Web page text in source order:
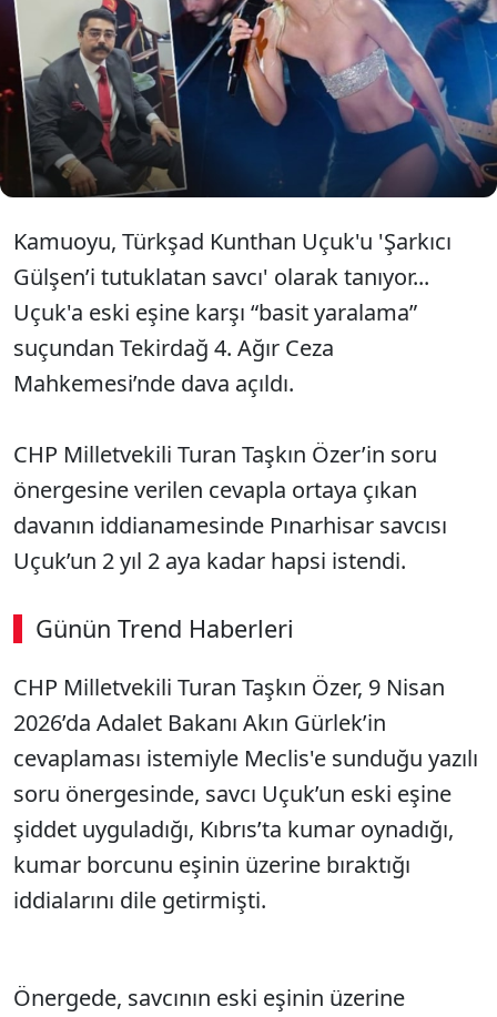
Ünlü şarkıcı Gülşen’i tutuklamasıyla
ünlenen savcı Türkşad Kunthan Uçuk’a
eski eşine şiddet uyguladığı iddiasıyla
dava açıldı.
Kamuoyu, Türkşad Kunthan Uçuk'u 'Şarkıcı
Gülşen’i tutuklatan savcı' olarak tanıyor...
Uçuk'a eski eşine karşı “basit yaralama”
suçundan Tekirdağ 4. Ağır Ceza
Mahkemesi’nde dava açıldı.
CHP Milletvekili Turan Taşkın Özer’in soru
önergesine verilen cevapla ortaya çıkan
davanın iddianamesinde Pınarhisar savcısı
Uçuk’un 2 yıl 2 aya kadar hapsi istendi.
Günün Trend Haberleri
CHP Milletvekili Turan Taşkın Özer, 9 Nisan
2026’da Adalet Bakanı Akın Gürlek’in
cevaplaması istemiyle Meclis'e sunduğu yazılı
soru önergesinde, savcı Uçuk’un eski eşine
şiddet uyguladığı, Kıbrıs’ta kumar oynadığı,
kumar borcunu eşinin üzerine bıraktığı
iddialarını dile getirmişti.
Önergede, savcının eski eşinin üzerine